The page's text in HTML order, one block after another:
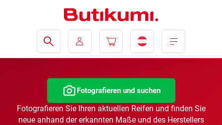
Fotografieren und suchen
Fotografieren Sie Ihren aktuellen Reifen und finden Sie
neue anhand der erkannten Maße und des Herstellers